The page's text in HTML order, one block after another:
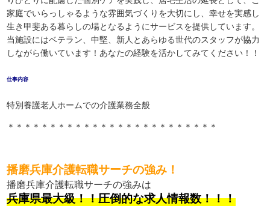
家庭でいらっしゃるような雰囲気づくりを大切にし、幸せを実感し
生き甲斐ある暮らしの場となるようにサービスを提供しています。
当施設にはベテラン、中堅、新人とあらゆる世代のスタッフが協力
しながら働いています！あなたの経験を活かしてみてください！！
仕事内容
特別養護老人ホームでの介護業務全般
＊＊＊＊＊＊＊＊＊＊＊＊＊＊＊＊＊＊＊＊＊＊＊＊＊
播磨兵庫介護転職サーチの強み！
播磨兵庫介護転職サーチの強みは
兵庫県最大級！！圧倒的な求人情報数！！！